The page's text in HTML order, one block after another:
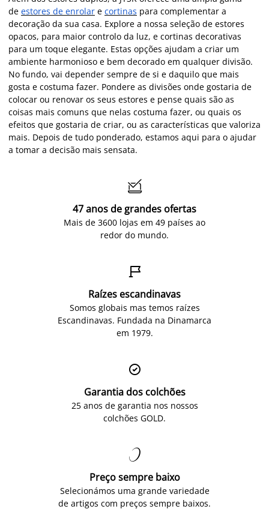
de estores de enrolar e cortinas para complementar a
decoração da sua casa. Explore a nossa seleção de estores
opacos, para maior controlo da luz, e cortinas decorativas
para um toque elegante. Estas opções ajudam a criar um
ambiente harmonioso e bem decorado em qualquer divisão.
No fundo, vai depender sempre de si e daquilo que mais
gosta e costuma fazer. Pondere as divisões onde gostaria de
colocar ou renovar os seus estores e pense quais são as
coisas mais comuns que nelas costuma fazer, ou quais os
efeitos que gostaria de criar, ou as características que valoriza
mais. Depois de tudo ponderado, estamos aqui para o ajudar
a tomar a decisão mais sensata.

47 anos de grandes ofertas
Mais de 3600 lojas em 49 países ao
redor do mundo.

Raízes escandinavas
Somos globais mas temos raízes
Escandinavas. Fundada na Dinamarca
em 1979.

Garantia dos colchões
25 anos de garantia nos nossos
colchões GOLD.

Preço sempre baixo
Selecionámos uma grande variedade
de artigos com preços sempre baixos.